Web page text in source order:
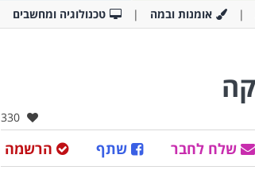
אומנות ובמה טכנולוגיה ומחשבים
אהבו:
330
הרשמה שתף שלח לחבר